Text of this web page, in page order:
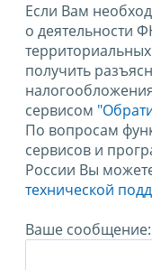
Если Вам
о деятельности
получить
сервисом
По вопросам
сервисов и
России Вы
технической
Ваше сообщение: